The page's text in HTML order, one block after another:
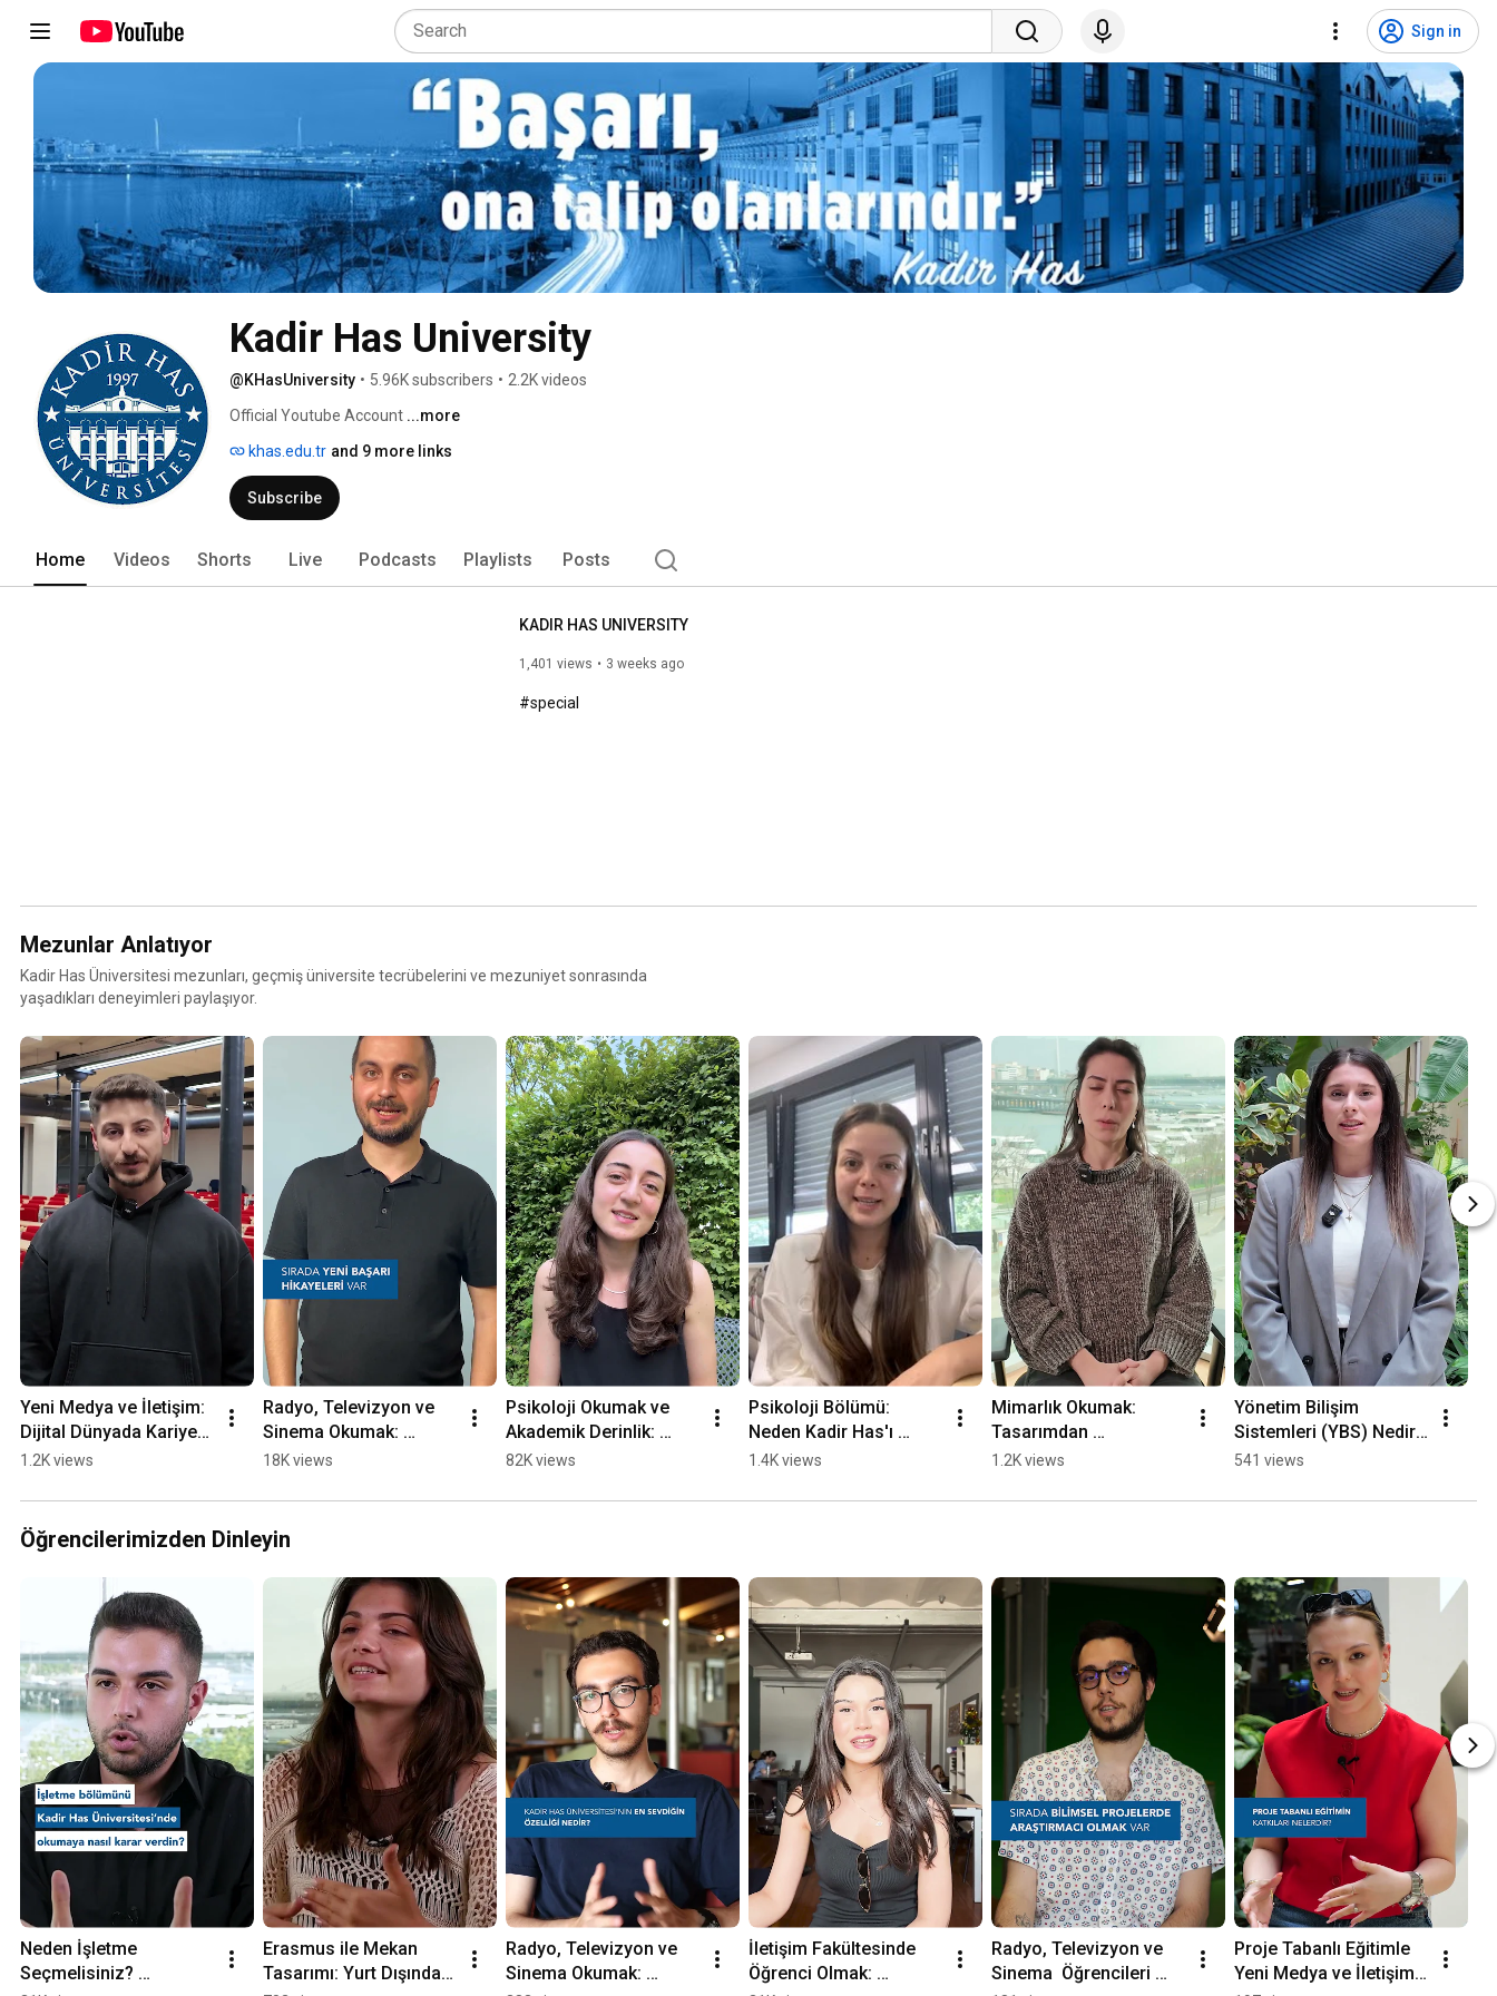
Sign in
Kadir Has University
@KHasUniversity • 5.96K subscribers • 2.2K videos
Official Youtube Account ...more
khas.edu.tr and 9 more links
Subscribe
Home Videos Shorts Live Podcasts Playlists Posts
KADIR HAS UNIVERSITY
1,401 views 3 weeks ago
#special
Mezunlar Anlatıyor
Kadir Has Üniversitesi mezunları, geçmiş üniversite tecrübelerini ve mezuniyet sonrasında
yaşadıkları deneyimleri paylaşıyor.
Yeni Medya ve İletişim:
Dijital Dünyada Kariyer
Yapmak
1.2K views
Radyo, Televizyon ve
Sinema Okumak:
Sektörün Mutfağı
18K views
Psikoloji Okumak ve
Akademik Derinlik:
Nurden Okur
82K views
Psikoloji Bölümü:
Neden Kadir Has'ı
Tercih Etmelisiniz?
1.4K views
Mimarlık Okumak:
Tasarımdan
Uygulamaya Başarı
1.2K views
Yönetim Bilişim
Sistemleri (YBS) Nedir?
Mezunumuz Anlatıyor
541 views
Öğrencilerimizden Dinleyin
Neden İşletme
Seçmelisiniz?
Erasmus ile Mekan
Tasarımı: Yurt Dışında
Radyo, Televizyon ve
Sinema Okumak:
İletişim Fakültesinde
Öğrenci Olmak:
Radyo, Televizyon ve
Sinema  Öğrencileri
Proje Tabanlı Eğitimle
Yeni Medya ve İletişim: